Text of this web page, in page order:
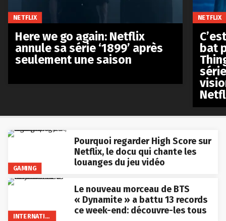
GAMING
Pourquoi regarder High Score sur
Netflix, le docu qui chante les
louanges du jeu vidéo
INTERNATIONAL
Le nouveau morceau de BTS
« Dynamite » a battu 13 records
ce week-end: découvre-les tous
NETFLIX
Here we go again: Netflix
annule sa série ‘1899’ après
seulement une saison
NETFLIX
bat